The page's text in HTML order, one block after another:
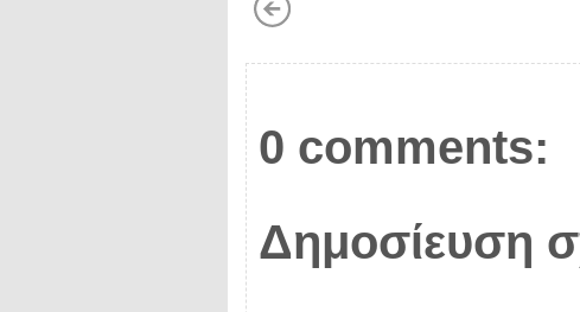
0 comments:
Δημοσίευση